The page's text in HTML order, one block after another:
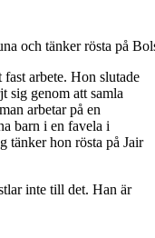
och tänker rösta på
arbete. Hon slutade
sig genom att samla
arbetar på en
barn i en favela i
tänker hon rösta på Jair
inte till det. Han är